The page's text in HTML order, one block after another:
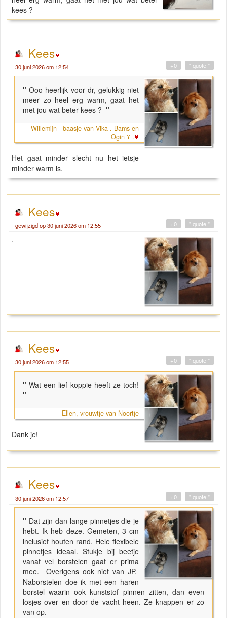
kees ?
Kees
30 juni 2026 om 12:54 " quote "
+0
"Ooo heerlijk voor dr, gelukkig niet
meer zo heel erg warm, gaat het
met jou wat beter kees ? "
Willemijn - baasje van Vika . Bams en
Ogin ¥ .
Het gaat minder slecht nu het ietsje
minder warm is.
Kees
gewijzigd op 30 juni 2026 om 12:55 " quote "
+0
.
Kees
30 juni 2026 om 12:55 " quote "
+0
"Wat een lief koppie heeft ze toch!
"
Ellen, vrouwtje van Noortje
Dank je!
Kees
30 juni 2026 om 12:57 " quote "
+0
" Dat zijn dan lange pinnetjes die je
hebt. Ik heb deze. Gemeten, 3 cm
inclusief houten rand. Hele flexibele
pinnetjes ideaal. Stukje bij beetje
vanaf vel borstelen gaat er prima
mee. Overigens ook niet van JP.
Naborstelen doe ik met een haren
borstel waarin ook kunststof pinnen zitten, dan even
losjes over en door de vacht heen. Ze knappen er zo
van op.